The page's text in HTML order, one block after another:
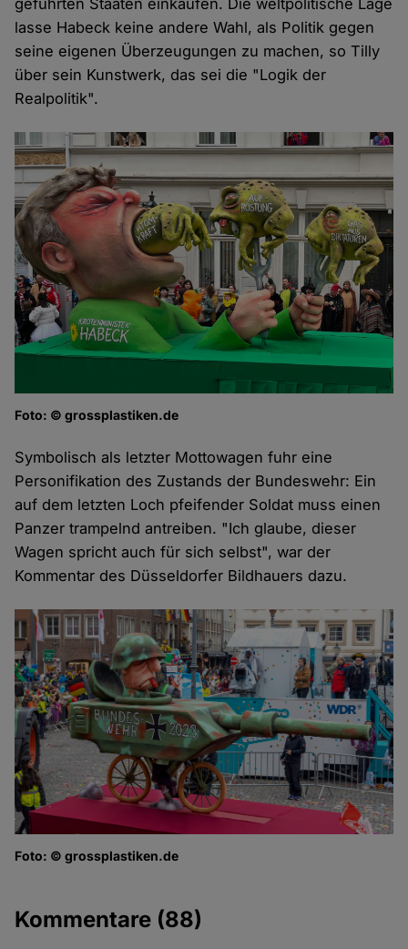
lasse Habeck keine andere Wahl, als Politik gegen
seine eigenen Überzeugungen zu machen, so Tilly
über sein Kunstwerk, das sei die "Logik der
Realpolitik".
Foto: © grossplastiken.de
Symbolisch als letzter Mottowagen fuhr eine
Personifikation des Zustands der Bundeswehr: Ein
auf dem letzten Loch pfeifender Soldat muss einen
Panzer trampelnd antreiben. "Ich glaube, dieser
Wagen spricht auch für sich selbst", war der
Kommentar des Düsseldorfer Bildhauers dazu.
Foto: © grossplastiken.de
Kommentare (88)